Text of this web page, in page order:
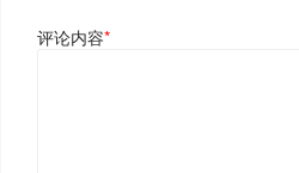
评论内容*